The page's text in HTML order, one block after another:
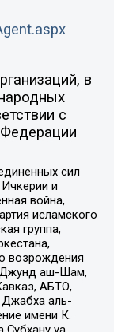
в
с
сил
и
война,
исламского
группа,
возрождения
Джунд аш-Шам,
АБТО,
Джабха аль-
имени К.